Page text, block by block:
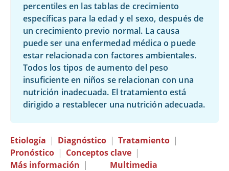
percentiles en las tablas de crecimiento
específicas para la edad y el sexo, después de
un crecimiento previo normal. La causa
puede ser una enfermedad médica o puede
estar relacionada con factores ambientales.
Todos los tipos de aumento del peso
insuficiente en niños se relacionan con una
nutrición inadecuada. El tratamiento está
dirigido a restablecer una nutrición adecuada.
Etiología | Diagnóstico | Tratamiento |
Pronóstico | Conceptos clave |
Más información | Multimedia